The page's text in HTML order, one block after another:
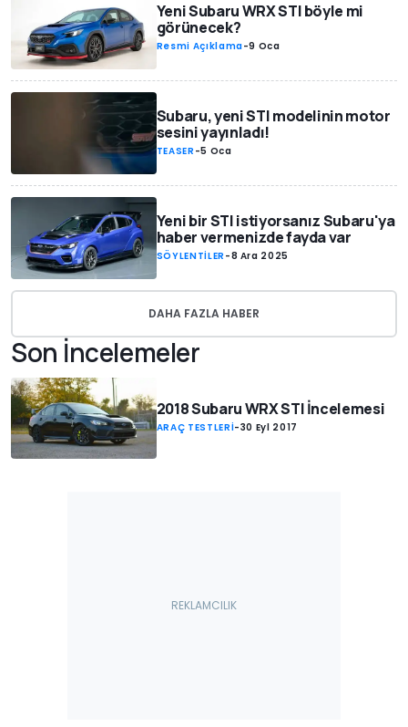
Yeni Subaru WRX STI böyle mi
görünecek?
Resmi Açıklama-9 Oca
Subaru, yeni STI modelinin motor
sesini yayınladı!
TEASER -5 Oca
Yeni bir STI istiyorsanız Subaru'ya
haber vermenizde fayda var
SÖYLENTİLER -8 Ara 2025
DAHA FAZLA HABER
Son İncelemeler
2018 Subaru WRX STI İncelemesi
ARAÇ TESTLERİ-30 Eyl 2017